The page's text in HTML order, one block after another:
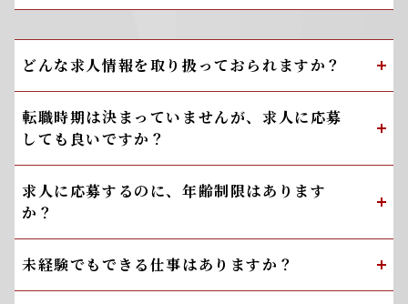
どんな求人情報を取り扱っておられますか？
転職時期は決まっていませんが、求人に応募
しても良いですか？
求人に応募するのに、年齢制限はあります
か？
未経験でもできる仕事はありますか？